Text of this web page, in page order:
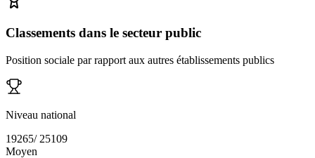
Classements dans le secteur public
Position sociale par rapport aux autres établissements publics
Niveau national
19265/ 25109
Moyen